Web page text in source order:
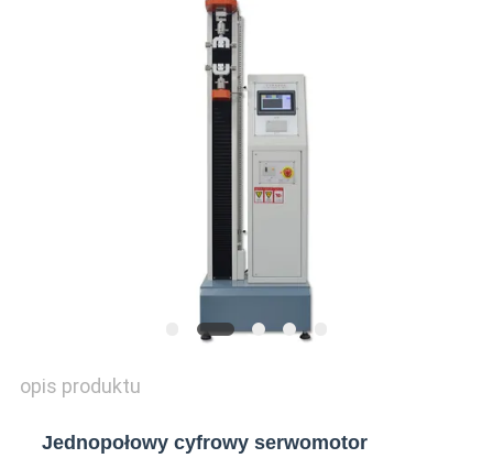
opis produktu
Jednopołowy cyfrowy serwomotor